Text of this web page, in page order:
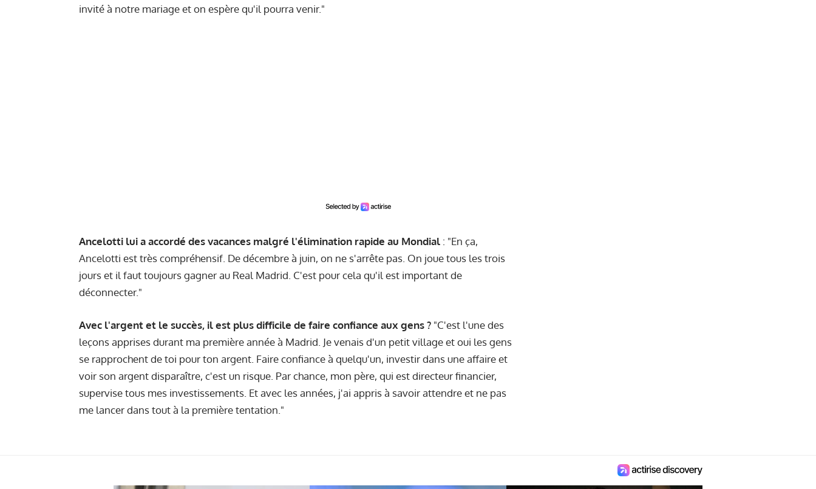
invité à notre mariage et on espère qu'il pourra venir."
Ancelotti lui a accordé des vacances malgré l'élimination rapide au Mondial : "En ça,
Ancelotti est très compréhensif. De décembre à juin, on ne s'arrête pas. On joue tous les trois
jours et il faut toujours gagner au Real Madrid. C'est pour cela qu'il est important de
déconnecter."
Avec l'argent et le succès, il est plus difficile de faire confiance aux gens ? "C'est l'une des
leçons apprises durant ma première année à Madrid. Je venais d'un petit village et oui les gens
se rapprochent de toi pour ton argent. Faire confiance à quelqu'un, investir dans une affaire et
voir son argent disparaître, c'est un risque. Par chance, mon père, qui est directeur financier,
supervise tous mes investissements. Et avec les années, j'ai appris à savoir attendre et ne pas
me lancer dans tout à la première tentation."